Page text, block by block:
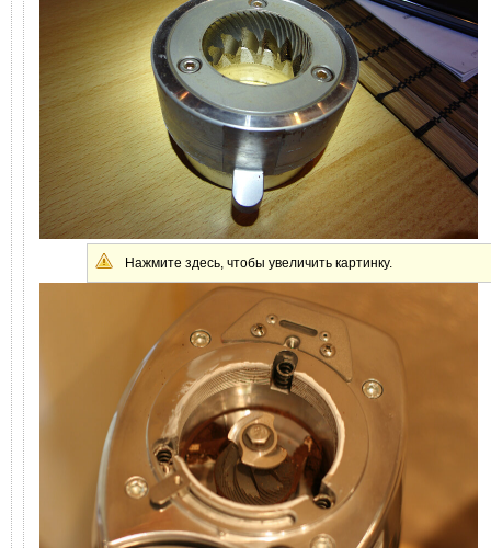
Нажмите здесь, чтобы увеличить картинку.